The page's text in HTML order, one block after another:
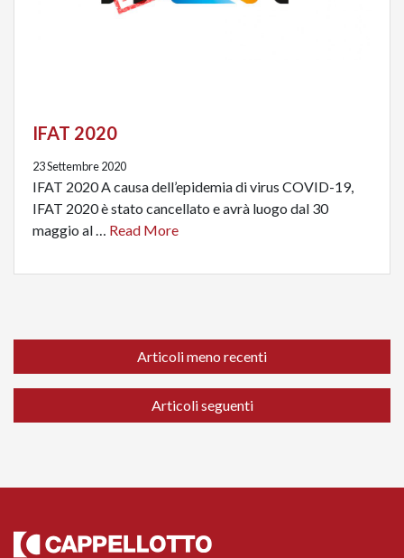
IFAT 2020
23 Settembre 2020
IFAT 2020 A causa dell’epidemia di virus COVID-19,
IFAT 2020 è stato cancellato e avrà luogo dal 30
maggio al … Read More
NAVIGAZIONE ARTICOLI
Articoli meno recenti
Articoli seguenti